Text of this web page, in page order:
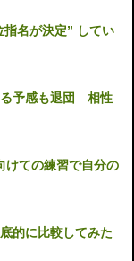
名が決定” してい
る予感も退団 相性
けての練習で自分の
的に比較してみた